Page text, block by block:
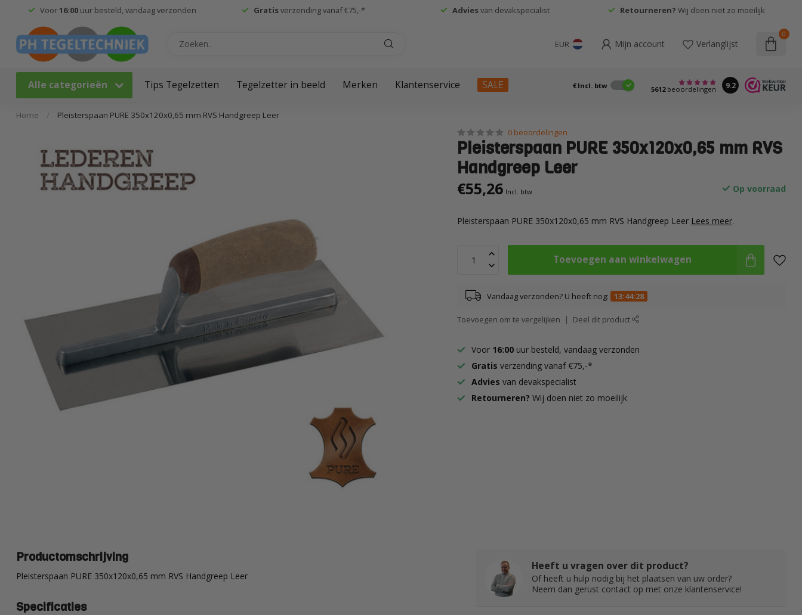
Voor16:00uur besteld, vandaag verzonden Gratisverzending vanaf €75,-* Adviesvan devakspecialist Retourneren? Wij doen niet zo moeilijk
EUR Mijn account Verlanglijst
0
Alle categorieën Tips Tegelzetten Tegelzetter in beeld Merken Klantenservice SALE € Incl. btw 5612beoordelingen 9.2
Home / Pleisterspaan PURE 350x120x0,65 mm RVS Handgreep Leer
0 beoordelingen
Pleisterspaan PURE 350x120x0,65 mm RVS
Handgreep Leer
€55,26 Incl. btw Op voorraad
Pleisterspaan PURE 350x120x0,65 mm RVS Handgreep Leer Lees meer.
Toevoegen aan winkelwagen
Vandaag verzonden? U heeft nog: 13:44:28
Toevoegen om te vergelijken Deel dit product
Voor 16:00 uur besteld, vandaag verzonden
Gratis verzending vanaf €75,-*
Advies van devakspecialist
Retourneren?Wij doen niet zo moeilijk
Productomschrijving
Pleisterspaan PURE 350x120x0,65 mm RVS Handgreep Leer
Specificaties
Heeft u vragen over dit product?
Of heeft u hulp nodig bij het plaatsen van uw order?
Neem dan gerust contact op met onze klantenservice!